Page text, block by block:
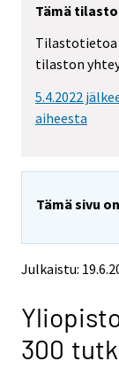
Tämä
Tilastotietoa
tilaston
5.4.2022
aiheesta
Tämä sivu
Julkaistu:
300